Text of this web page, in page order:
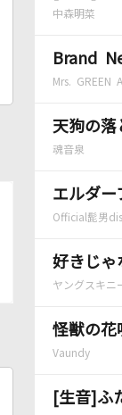
中森明菜
Brand
Mrs. GREEN
天狗の
魂音泉
エルダー
Official髭男
好きじゃ
ヤングスキニ
怪獣の花
Vaundy
[生音]ふ